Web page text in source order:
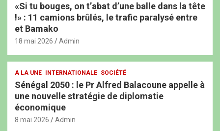
«Si tu bouges, on t’abat d’une balle dans la tête
!» : 11 camions brûlés, le trafic paralysé entre
et Bamako
18 mai 2026 Admin
A LA UNE INTERNATIONALE SOCIÉTÉ
Sénégal 2050 : le Pr Alfred Balacoune appelle à
une nouvelle stratégie de diplomatie
économique
8 mai 2026 Admin